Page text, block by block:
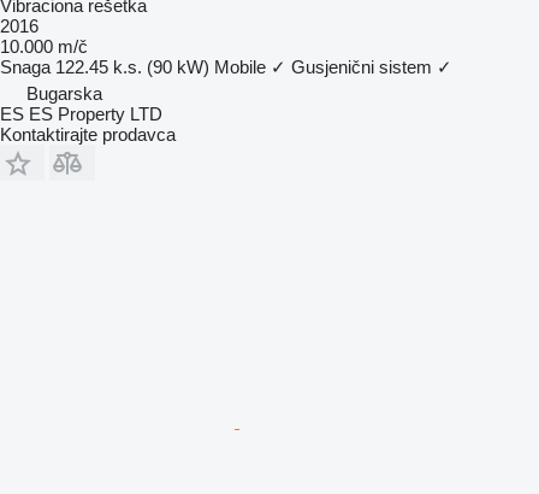
Vibraciona rešetka
2016
10.000 m/č
Snaga 122.45 k.s. (90 kW) Mobile ✓ Gusjenični sistem ✓
Bugarska
ES ES Property LTD
Kontaktirajte prodavca